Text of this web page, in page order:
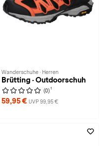
Wanderschuhe · Herren
Brütting · Outdoorschuh
(0) 1
59,95 € UVP 99,95 €